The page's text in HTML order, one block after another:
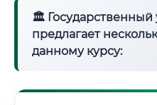
🏛 Государственный
предлагает
данному курсу: